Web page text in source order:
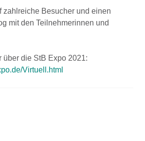
zahlreiche Besucher und einen
mit den Teilnehmerinnen und
über die StB Expo 2021:
Virtuell.html